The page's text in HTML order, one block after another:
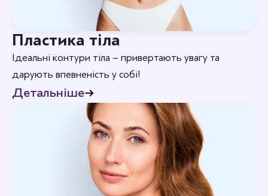
Пластика тіла
Ідеальні контури тіла – привертають увагу та
дарують впевненість у собі!
Детальніше